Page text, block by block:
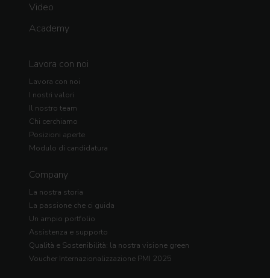
Video
Academy
Lavora con noi
Lavora con noi
I nostri valori
Il nostro team
Chi cerchiamo
Posizioni aperte
Modulo di candidatura
Company
La nostra storia
La passione che ci guida
Un ampio portfolio
Assistenza e supporto
Qualità e Sostenibilità: la nostra visione green
Voucher Internazionalizzazione PMI 2025